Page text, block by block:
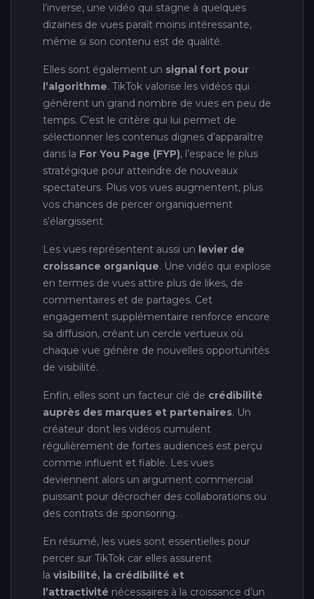
l’inverse, une vidéo qui stagne à quelques
dizaines de vues paraît moins intéressante,
même si son contenu est de qualité.
Elles sont également un signal fort pour
l’algorithme. TikTok valorise les vidéos qui
génèrent un grand nombre de vues en peu de
temps. C’est le critère qui lui permet de
sélectionner les contenus dignes d’apparaître
dans la For You Page (FYP), l’espace le plus
stratégique pour atteindre de nouveaux
spectateurs. Plus vos vues augmentent, plus
vos chances de percer organiquement
s’élargissent.
Les vues représentent aussi un levier de
croissance organique. Une vidéo qui explose
en termes de vues attire plus de likes, de
commentaires et de partages. Cet
engagement supplémentaire renforce encore
sa diffusion, créant un cercle vertueux où
chaque vue génère de nouvelles opportunités
de visibilité.
Enfin, elles sont un facteur clé de crédibilité
auprès des marques et partenaires. Un
créateur dont les vidéos cumulent
régulièrement de fortes audiences est perçu
comme influent et fiable. Les vues
deviennent alors un argument commercial
puissant pour décrocher des collaborations ou
des contrats de sponsoring.
En résumé, les vues sont essentielles pour
percer sur TikTok car elles assurent
la visibilité, la crédibilité et
l’attractivité nécessaires à la croissance d’un